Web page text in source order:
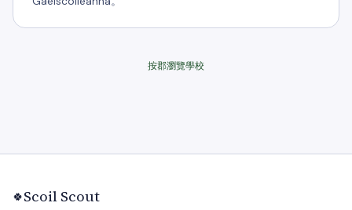
按郡瀏覽學校
🍀Scoil Scout